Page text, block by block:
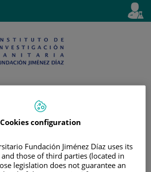
Active
en
Cookies configuration
Fundación Jiménez Díaz uses its
those of third parties (located in
legislation does not guarantee an